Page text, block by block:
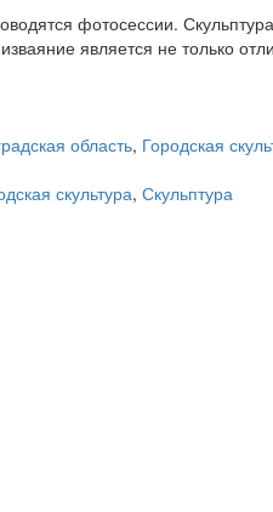
фотосессии.
является не только
область, Городская
скультура, Скульптура